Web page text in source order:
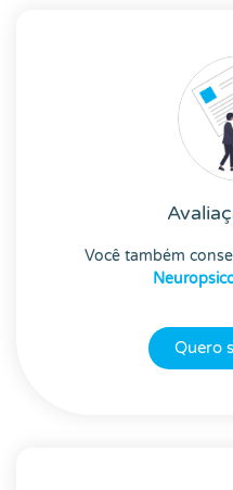
Você também
Quero